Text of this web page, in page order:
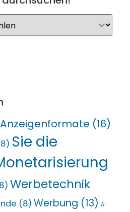
Anzeigenformate (16)
Sie die
Werbetechnik
(8) Werbung (13) AI